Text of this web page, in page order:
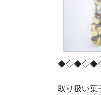
取り扱い菓